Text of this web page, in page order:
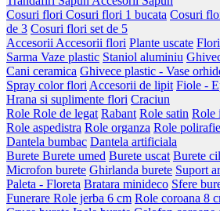
Cosuri flori Cosuri flori 1 bucata Cosuri
de 3 Cosuri flori set de 5
Accesorii Accesorii flori Plante uscate
Sarma Vaze plastic Staniol aluminiu
Cani ceramica Ghivece plastic - Vase
Spray color flori Accesorii de lipit Fiole -
Hrana si suplimente flori Craciun
Role Role de legat Rabant Role satin Role
Role aspedistra Role organza Role polirafie
Dantela bumbac Dantela artificiala
Burete Burete umed Burete uscat Burete
Microfon burete Ghirlanda burete Suport
Paleta - Floreta Bratara minideco Sfere
Funerare Role jerba 6 cm Role coroana 8